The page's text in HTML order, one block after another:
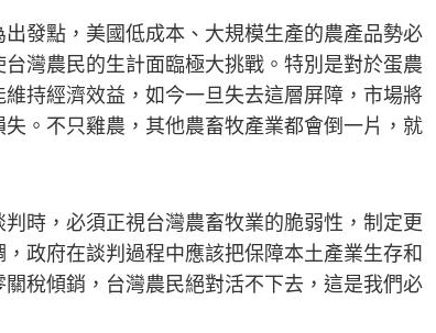
發點，美國低成本、大規模生產的農產品勢必
灣農民的生計面臨極大挑戰。特別是對於蛋農
持經濟效益，如今一旦失去這層屏障，市場將
。不只雞農，其他農畜牧產業都會倒一片，就
時，必須正視台灣農畜牧業的脆弱性，制定更
政府在談判過程中應該把保障本土產業生存和
稅傾銷，台灣農民絕對活不下去，這是我們必